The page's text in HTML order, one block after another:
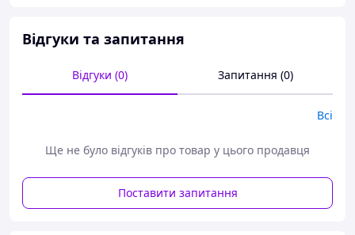
Або задайте запитання на
simashkevichr@ukr.net
Всі товари магазину -->
устілки
Розміри в наявності і розмірну
сітку дивіться в описі
Відгуки та запитання
Відгуки (0) Запитання (0)
Всі
Ще не було відгуків про товар у цього продавця
Поставити запитання